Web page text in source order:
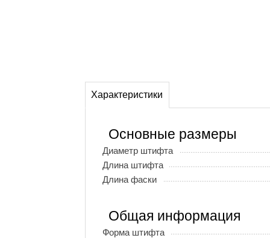
Характеристики
Основные размеры
Диаметр штифта
Длина штифта
Длина фаски
Общая информация
Форма штифта